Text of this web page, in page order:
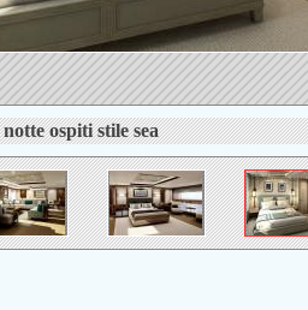
ospiti stile sea